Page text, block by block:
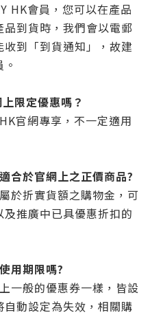
HK會員，您可以在產品
到貨時，我們會以電郵
到「到貨通知」，故建
限定優惠嗎？
官網專享，不一定適用
於官網上之正價商品?
於折實貨額之購物金，可
推廣中已具優惠折扣的
用期限嗎?
一般的優惠券一樣，皆設
動設定為失效，相關購